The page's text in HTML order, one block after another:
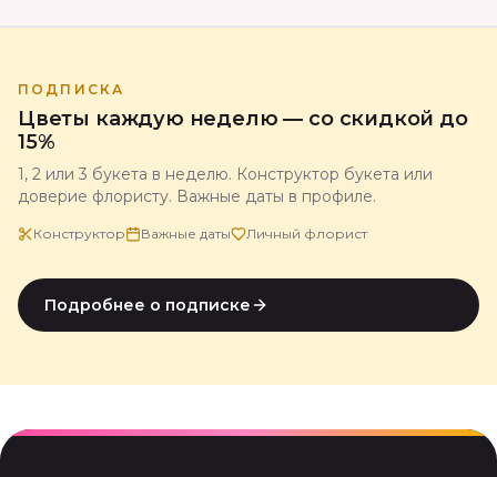
ПОДПИСКА
Цветы каждую неделю — со скидкой до
15%
1, 2 или 3 букета в неделю. Конструктор букета или
доверие флористу. Важные даты в профиле.
Конструктор Важные даты Личный флорист
Подробнее о подписке